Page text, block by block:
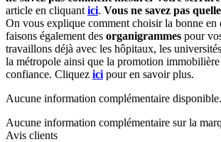
article en cliquant ici. Vous ne savez pas
On vous explique comment choisir la bonne en
faisons également des organigrammes pour
travaillons déjà avec les hôpitaux, les
la métropole ainsi que la promotion
confiance. Cliquez ici pour en savoir plus.
Aucune information complémentaire disponible.
Aucune information complémentaire sur la
Avis clients